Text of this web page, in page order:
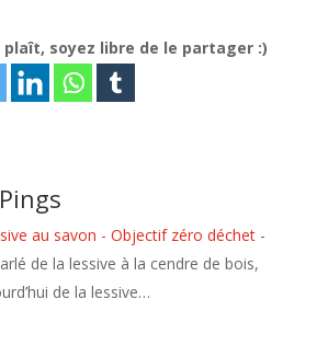
soyez libre de le partager :)
au savon - Objectif zéro déchet-
de la lessive à la cendre de bois,
de la lessive…